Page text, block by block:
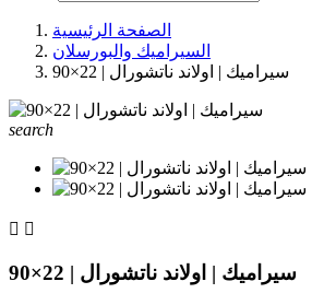
الصفحة الرئيسية
السيراميك والبورسلان
سيراميك | اولاند ناتشورال | 22×90
search
 
سيراميك | اولاند ناتشورال | 22×90